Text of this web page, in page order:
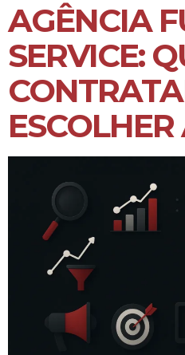
AGÊNCIA
SERVICE: